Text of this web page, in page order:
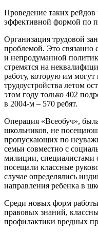
Проведение таких
эффективной формой по
Организация трудовой
проблемой. Это связанно
и непродуманной
стремятся на
работу, которую им
трудоустройства летом
этом году только 402
в 2004-м – 570 ребят.
Операция «Всеобуч»,
школьников, не
пропускающих по
семьи совместно с
милиции, специалистами
посещали классные
случае определялись
направления ребенка в
Среди новых форм работы
правовых знаний,
профилактики вредных